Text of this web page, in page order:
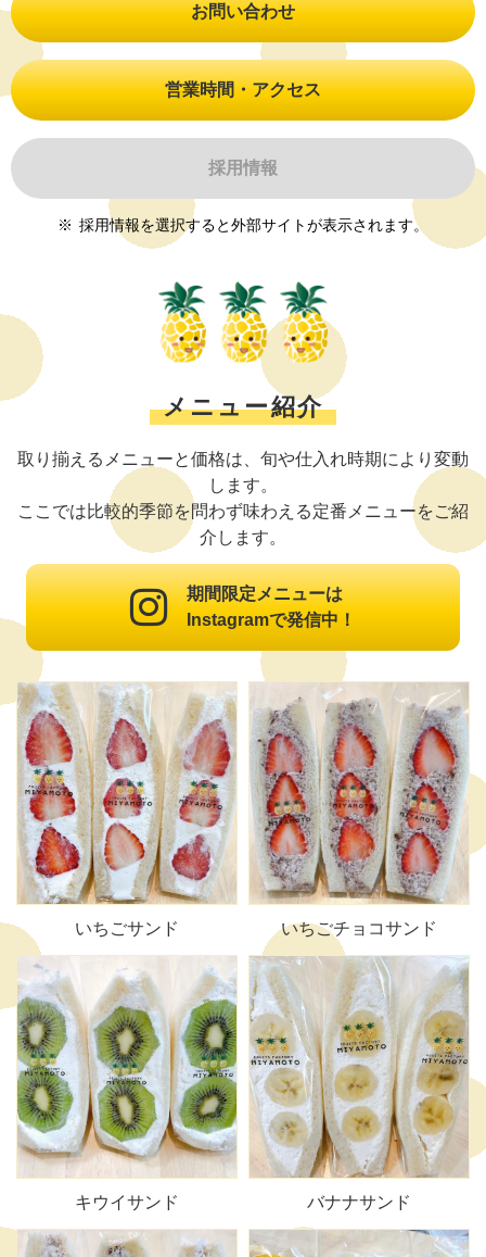
お問い合わせ
営業時間・アクセス
採用情報
採用情報を選択すると外部サイトが表示されます。
メニュー紹介
取り揃えるメニューと価格は、旬や仕入れ時期により変動
します。
ここでは比較的季節を問わず味わえる定番メニューをご紹
介します。

期間限定メニューは
Instagramで発信中！
いちごサンド いちごチョコサンド
キウイサンド バナナサンド